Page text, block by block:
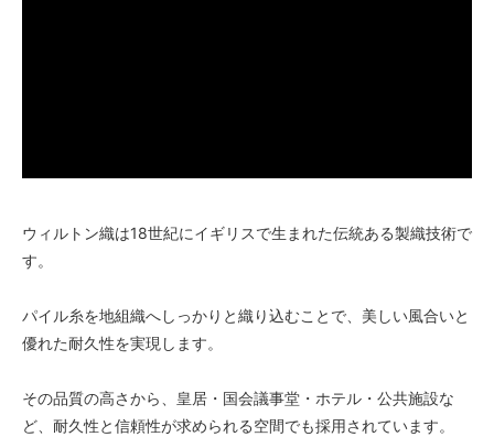
ウィルトン織は18世紀にイギリスで生まれた伝統ある製織技術で
す。
パイル糸を地組織へしっかりと織り込むことで、美しい風合いと
優れた耐久性を実現します。
その品質の高さから、皇居・国会議事堂・ホテル・公共施設な
ど、耐久性と信頼性が求められる空間でも採用されています。